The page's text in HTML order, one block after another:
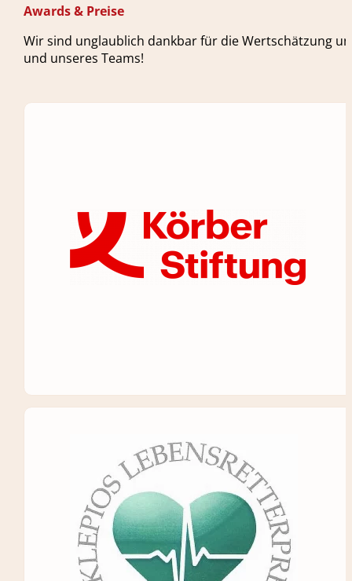
Awards & Preise
Wir sind unglaublich dankbar für die Wertschätzung
und unseres Teams!